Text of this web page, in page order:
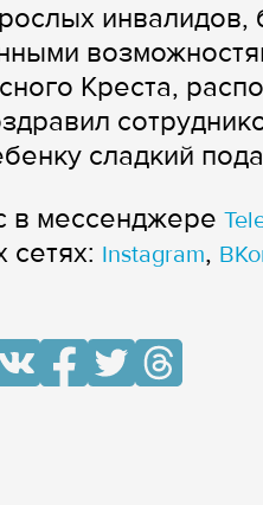
инвалидов,
Креста,
сладкий
в мессенджере
сетях: Instagram,